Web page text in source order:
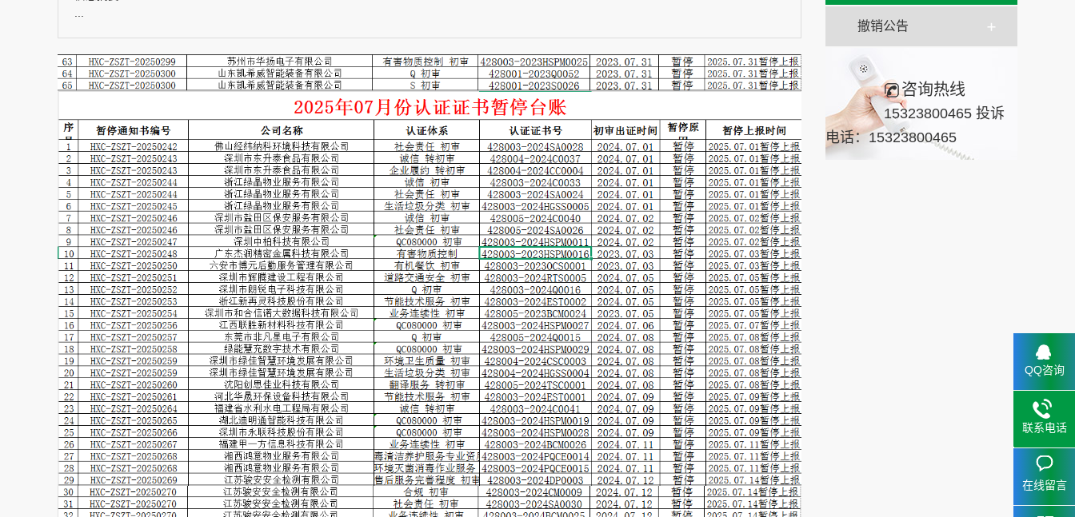
撤销公告
咨询热线
15323800465 投诉
电话：15323800465
QQ咨询
联系电话
在线留言